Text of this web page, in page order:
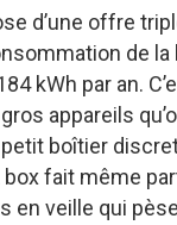
d’une offre
de
kWh par an.
appareils
boîtier
box fait même
en veille qui